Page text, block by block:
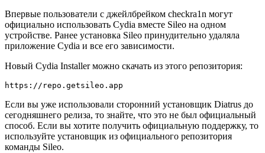
Впервые пользователи с джейлбрейком checkra1n могут
официально использовать Cydia вместе Sileo на одном
устройстве. Ранее установка Sileo принудительно удаляла
приложение Cydia и все его зависимости.
Новый Cydia Installer можно скачать из этого репозитория:
https://repo.getsileo.app
Если вы уже использовали сторонний установщик Diatrus до
сегодняшнего релиза, то знайте, что это не был официальный
способ. Если вы хотите получить официальную поддержку, то
используйте установщик из официального репозитория
команды Sileo.